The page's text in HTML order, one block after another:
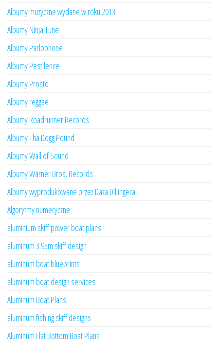
Albumy muzyczne wydane w roku 2013
Albumy Ninja Tune
Albumy Parlophone
Albumy Pestilence
Albumy Prosto
Albumy reggae
Albumy Roadrunner Records
Albumy Tha Dogg Pound
Albumy Wall of Sound
Albumy Warner Bros. Records
Albumy wyprodukowane przez Daza Dillingera
Algorytmy numeryczne
aluminium skiff power boat plans
aluminum 3.95m skiff design
aluminum boat blueprints
aluminum boat design services
Aluminum Boat Plans
aluminum fishing skiff designs
Aluminum Flat Bottom Boat Plans